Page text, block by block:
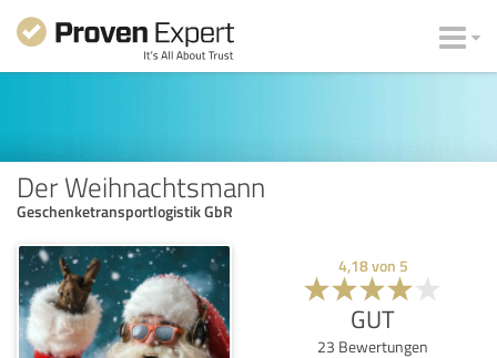
Der Weihnachtsmann
Geschenketransportlogistik GbR
4,18von 5
GUT
23 Bewertungen